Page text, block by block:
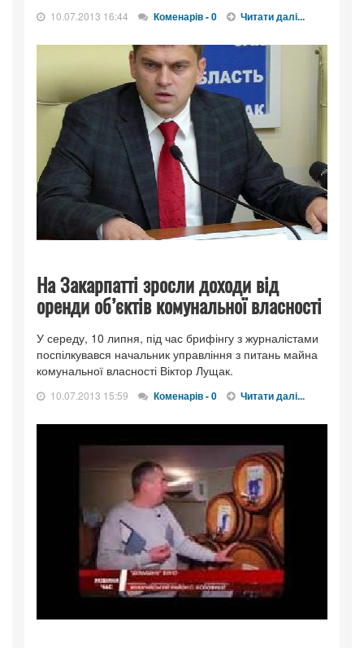
10.07.2013 16:44 Коменарів - 0 Читати далі...
На Закарпатті зросли доходи від
оренди об’єктів комунальної власності
У середу, 10 липня, під час брифінгу з журналістами
поспілкувався начальник управління з питань майна
комунальної власності Віктор Лущак.
10.07.2013 15:59 Коменарів - 0 Читати далі...